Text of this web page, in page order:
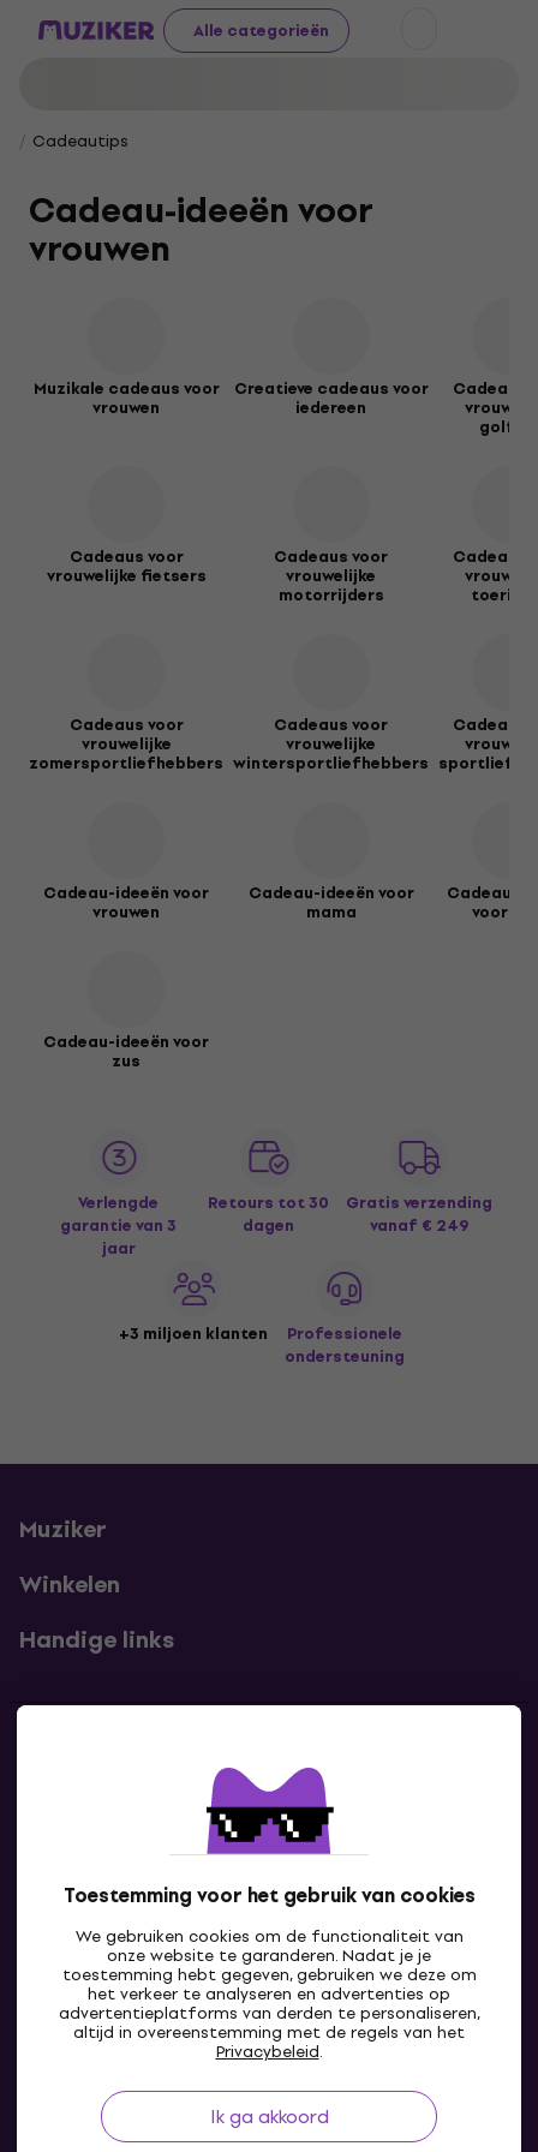
Alle categorieën
Toestemming voor het gebruik van cookies
We gebruiken cookies om de functionaliteit van
onze website te garanderen. Nadat je je
toestemming hebt gegeven, gebruiken we deze om
het verkeer te analyseren en advertenties op
advertentieplatforms van derden te personaliseren,
altijd in overeenstemming met de regels van het
Privacybeleid.
Ik ga akkoord
Cadeautips
Cadeau-ideeën voor
vrouwen
Muzikale cadeaus voor
vrouwen
Creatieve cadeaus voor
iedereen
Cadeaus
Cadeaus voor
vrouwelijke fietsers
Cadeaus voor
vrouwelijke
motorrijders
Cadeaus
Cadeaus voor
vrouwelijke
zomersportliefhebbers
Cadeaus voor
vrouwelijke
wintersportliefhebbers
Cadeaus
Cadeau-ideeën voor
vrouwen
Cadeau-ideeën voor
mama
Cadeau-
voor
Cadeau-ideeën voor
zus
Verlengde
garantie van 3
jaar
Retours tot 30
dagen
Gratis verzending
vanaf € 249
+3 miljoen klanten
Professionele
ondersteuning
Muziker
Winkelen
Handige links
Neem contact met ons op
NL